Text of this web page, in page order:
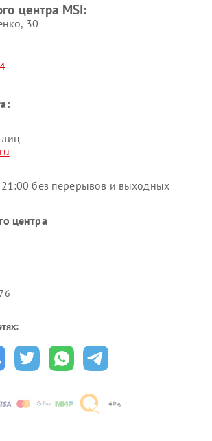
центра MSI:
30
без перерывов и выходных
центра